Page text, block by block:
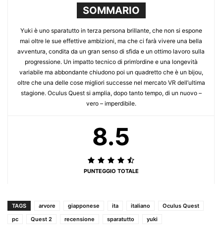
SOMMARIO
Yuki è uno sparatutto in terza persona brillante, che non si espone
mai oltre le sue effettive ambizioni, ma che ci farà vivere una bella
avventura, condita da un gran senso di sfida e un ottimo lavoro sulla
progressione. Un impatto tecnico di prim’ordine e una longevità
variabile ma abbondante chiudono poi un quadretto che è un bijou,
oltre che una delle cose migliori successe nel mercato VR dell’ultima
stagione. Oculus Quest si amplia, dopo tanto tempo, di un nuovo –
vero – imperdibile.
8.5
PUNTEGGIO TOTALE
TAGS arvore giapponese ita italiano
Oculus Quest
pc
Quest 2 recensione sparatutto yuki